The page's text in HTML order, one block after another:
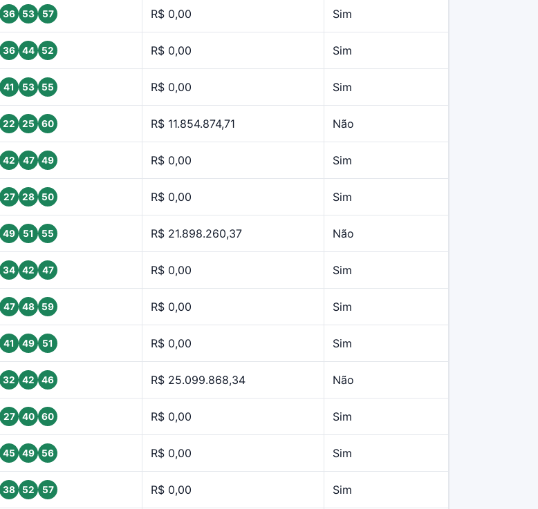
36 53 57 R$ 0,00 Sim
36 44 52 R$ 0,00 Sim
41 53 55 R$ 0,00 Sim
22 25 60 R$ 11.854.874,71 Não
42 47 49 R$ 0,00 Sim
27 28 50 R$ 0,00 Sim
49 51 55 R$ 21.898.260,37 Não
34 42 47 R$ 0,00 Sim
47 48 59 R$ 0,00 Sim
41 49 51 R$ 0,00 Sim
32 42 46 R$ 25.099.868,34 Não
27 40 60 R$ 0,00 Sim
45 49 56 R$ 0,00 Sim
38 52 57 R$ 0,00 Sim